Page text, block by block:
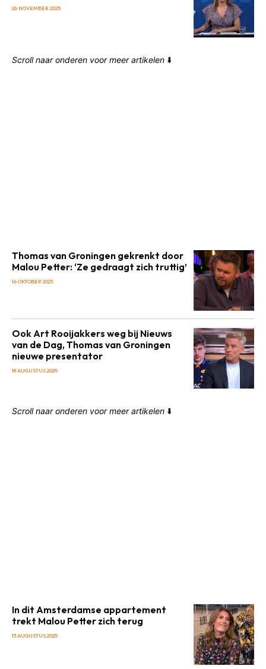
26 NOVEMBER 2025
Scroll naar onderen voor meer artikelen ⬇️
Thomas van Groningen gekrenkt door
Malou Petter: ‘Ze gedraagt zich truttig’
16 OKTOBER 2025
Ook Art Rooijakkers weg bij Nieuws
van de Dag, Thomas van Groningen
nieuwe presentator
18 AUGUSTUS 2025
Scroll naar onderen voor meer artikelen ⬇️
In dit Amsterdamse appartement
trekt Malou Petter zich terug
13 AUGUSTUS 2025